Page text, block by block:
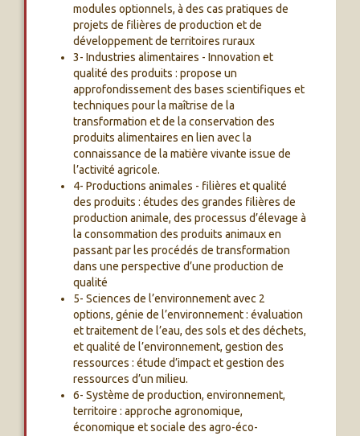
modules optionnels, à des cas pratiques de
projets de filières de production et de
développement de territoires ruraux
3- Industries alimentaires - Innovation et
qualité des produits : propose un
approfondissement des bases scientifiques et
techniques pour la maîtrise de la
transformation et de la conservation des
produits alimentaires en lien avec la
connaissance de la matière vivante issue de
l’activité agricole.
4- Productions animales - filières et qualité
des produits : études des grandes filières de
production animale, des processus d’élevage à
la consommation des produits animaux en
passant par les procédés de transformation
dans une perspective d’une production de
qualité
5- Sciences de l’environnement avec 2
options, génie de l’environnement : évaluation
et traitement de l’eau, des sols et des déchets,
et qualité de l’environnement, gestion des
ressources : étude d’impact et gestion des
ressources d’un milieu.
6- Système de production, environnement,
territoire : approche agronomique,
économique et sociale des agro-éco-